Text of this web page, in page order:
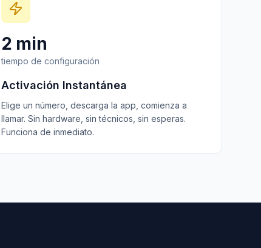
2 min
tiempo de configuración
Activación Instantánea
Elige un número, descarga la app, comienza a
llamar. Sin hardware, sin técnicos, sin esperas.
Funciona de inmediato.